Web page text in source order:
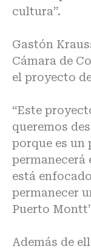
cultura”.
Gastón
Cámara de
el proyecto
“Este
queremos
porque es un
permanecerá
está
permanecer
Puerto
Además de